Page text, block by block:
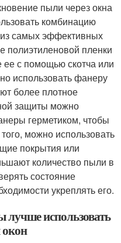
пыли через окна
комбинацию
самых эффективных
полиэтиленовой пленки
ее с помощью скотча или
использовать фанеру
более плотное
защиты можно
герметиком, чтобы
можно использовать
покрытия или
количество пыли в
состояние
укреплять его.
лучше использовать